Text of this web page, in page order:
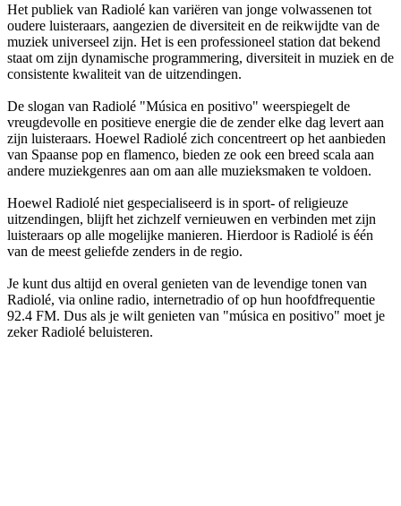
Het publiek van Radiolé kan variëren van jonge volwassenen tot
oudere luisteraars, aangezien de diversiteit en de reikwijdte van de
muziek universeel zijn. Het is een professioneel station dat bekend
staat om zijn dynamische programmering, diversiteit in muziek en de
consistente kwaliteit van de uitzendingen.
De slogan van Radiolé "Música en positivo" weerspiegelt de
vreugdevolle en positieve energie die de zender elke dag levert aan
zijn luisteraars. Hoewel Radiolé zich concentreert op het aanbieden
van Spaanse pop en flamenco, bieden ze ook een breed scala aan
andere muziekgenres aan om aan alle muzieksmaken te voldoen.
Hoewel Radiolé niet gespecialiseerd is in sport- of religieuze
uitzendingen, blijft het zichzelf vernieuwen en verbinden met zijn
luisteraars op alle mogelijke manieren. Hierdoor is Radiolé is één
van de meest geliefde zenders in de regio.
Je kunt dus altijd en overal genieten van de levendige tonen van
Radiolé, via online radio, internetradio of op hun hoofdfrequentie
92.4 FM. Dus als je wilt genieten van "música en positivo" moet je
zeker Radiolé beluisteren.